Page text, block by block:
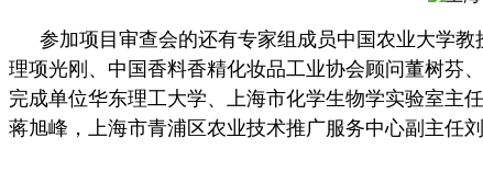
参加项目审查会的还有专家组成员中国农业大学
理项光刚、中国香料香精化妆品工业协会顾问董树芬
完成单位华东理工大学、上海市化学生物学实验室主
蒋旭峰，
上海市青浦区农业技术推广服务中心副主任